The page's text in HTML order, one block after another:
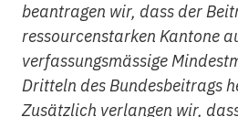
beantragen wir, dass der
ressourcenstarken Kantone
verfassungsmässige
Dritteln des Bundesbeitrags
Zusätzlich verlangen wir,